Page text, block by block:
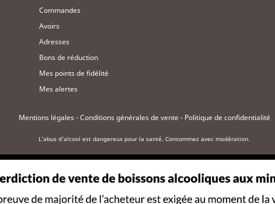
Commandes
Avoirs
Adresses
Bons de réduction
Mes points de fidélité
Mes alertes
Mentions légales-Conditions générales de vente - Politique de confidentialité
L'abus d'alcool est dangereux pour la santé. Consommez avec modération.